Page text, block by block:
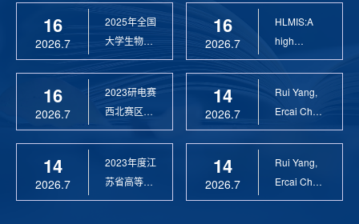
16
2026.7
2025年全国
大学生物联
网设计竞赛
16
2026.7
2023研电赛
西北赛区优
秀指导教师
14
2026.7
2023年度江
苏省高等学
校科学技术
16
2026.7
HLMIS:A
high
Resolution
14
2026.7
Rui Yang,
Ercai Chen
and
14
2026.7
Rui Yang,
Ercai Chen
and